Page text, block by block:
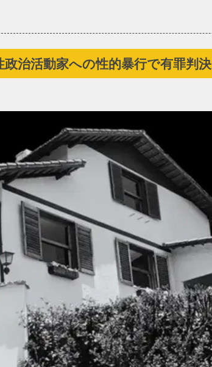
治活動家への性的暴行で有罪判決